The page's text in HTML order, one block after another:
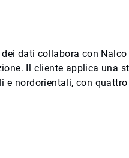
dati collabora con Nalco
Il cliente applica una
e nordorientali, con